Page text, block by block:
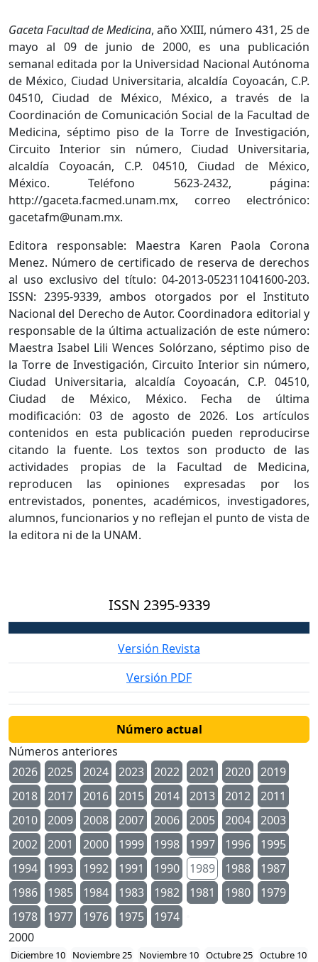
Gaceta Facultad de Medicina, año XXIII, número 431, 25 de
mayo al 09 de junio de 2000, es una publicación
semanal editada por la Universidad Nacional Autónoma
de México, Ciudad Universitaria, alcaldía Coyoacán, C.P.
04510, Ciudad de México, México, a través de la
Coordinación de Comunicación Social de la Facultad de
Medicina, séptimo piso de la Torre de Investigación,
Circuito Interior sin número, Ciudad Universitaria,
alcaldía Coyoacán, C.P. 04510, Ciudad de México,
México. Teléfono 5623-2432, página:
http://gaceta.facmed.unam.mx, correo electrónico:
gacetafm@unam.mx.
Editora responsable: Maestra Karen Paola Corona
Menez. Número de certificado de reserva de derechos
al uso exclusivo del título: 04-2013-052311041600-203.
ISSN: 2395-9339, ambos otorgados por el Instituto
Nacional del Derecho de Autor. Coordinadora editorial y
responsable de la última actualización de este número:
Maestra Isabel Lili Wences Solórzano, séptimo piso de
la Torre de Investigación, Circuito Interior sin número,
Ciudad Universitaria, alcaldía Coyoacán, C.P. 04510,
Ciudad de México, México. Fecha de última
modificación: 03 de agosto de 2026. Los artículos
contenidos en esta publicación pueden reproducirse
citando la fuente. Los textos son producto de las
actividades propias de la Facultad de Medicina,
reproducen las opiniones expresadas por los
entrevistados, ponentes, académicos, investigadores,
alumnos, funcionarios y no reflejan el punto de vista de
la editora ni de la UNAM.
ISSN 2395-9339
Versión Revista
Versión PDF
Número actual
Números anteriores
2026
2025 2024 2023 2022 2021 2020
2019
2018
2017 2016 2015 2014 2013 2012
2011
2010
2009 2008 2007 2006 2005 2004
2003
2002
2001 2000 1999 1998 1997 1996
1995
1994
1993 1992 1991 1990 1989 1988
1987
1986
1985 1984 1983 1982 1981 1980
1979
1978
1977 1976 1975
1974
2000
Diciembre 10 Noviembre 25 Noviembre 10 Octubre 25 Octubre 10